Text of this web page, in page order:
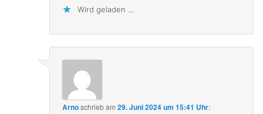
Wird geladen …
Arnoschriebam29. Juni 2024 um 15:41 Uhr: